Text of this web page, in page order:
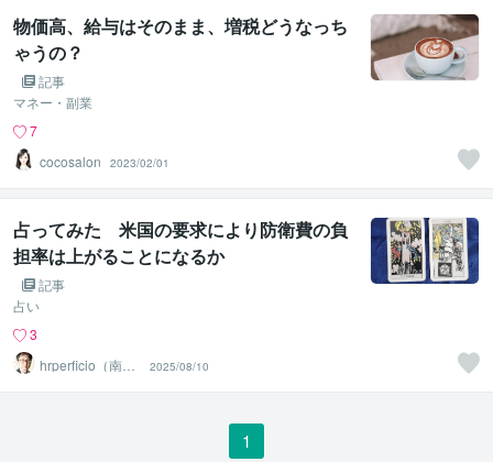
物価高、給与はそのまま、増税どうなっち
ゃうの？
記事
マネー・副業
7
cocosalon
2023/02/01
占ってみた 米国の要求により防衛費の負
担率は上がることになるか
記事
占い
3
hrperficio（南仙
台の父）
2025/08/10
1